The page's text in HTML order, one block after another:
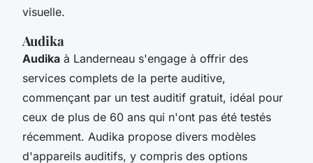
visuelle.
Audika
Audika à Landerneau s'engage à offrir des
services complets de la perte auditive,
commençant par un test auditif gratuit, idéal pour
ceux de plus de 60 ans qui n'ont pas été testés
récemment. Audika propose divers modèles
d'appareils auditifs, y compris des options